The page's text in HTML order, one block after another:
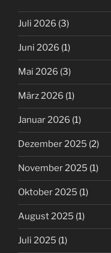
Juli 2026 (3)
Juni 2026 (1)
Mai 2026 (3)
März 2026 (1)
Januar 2026 (1)
Dezember 2025 (2)
November 2025 (1)
Oktober 2025 (1)
August 2025 (1)
Juli 2025 (1)